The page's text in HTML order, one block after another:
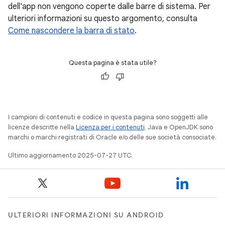
dell'app non vengono coperte dalle barre di sistema. Per
ulteriori informazioni su questo argomento, consulta
Come nascondere la barra di stato.
Questa pagina è stata utile?
I campioni di contenuti e codice in questa pagina sono soggetti alle
licenze descritte nella Licenza per i contenuti. Java e OpenJDK sono
marchi o marchi registrati di Oracle e/o delle sue società consociate.
Ultimo aggiornamento 2025-07-27 UTC.
ULTERIORI INFORMAZIONI SU ANDROID